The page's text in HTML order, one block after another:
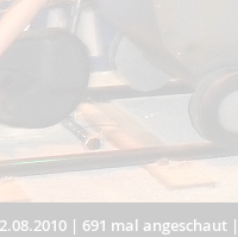
| 691 mal angeschaut |